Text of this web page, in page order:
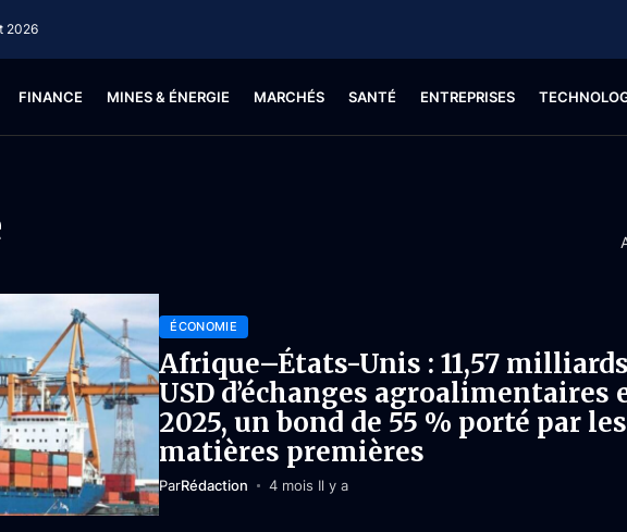
2026
FINANCE MINES & ÉNERGIE MARCHÉS SANTÉ ENTREPRISES
ÉCONOMIE
Afrique–États-Unis : 11,57 milliards
USD d’échanges agroalimentaires
2025, un bond de 55 % porté par les
matières premières
ParRédaction 4 mois Il y a